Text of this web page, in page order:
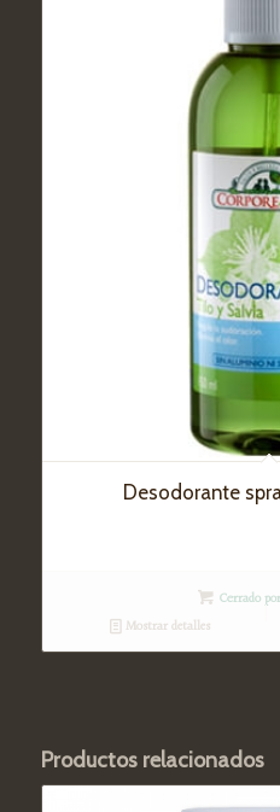
Desodorante
Cerrado
Mostrar detalles
Productos relacionados